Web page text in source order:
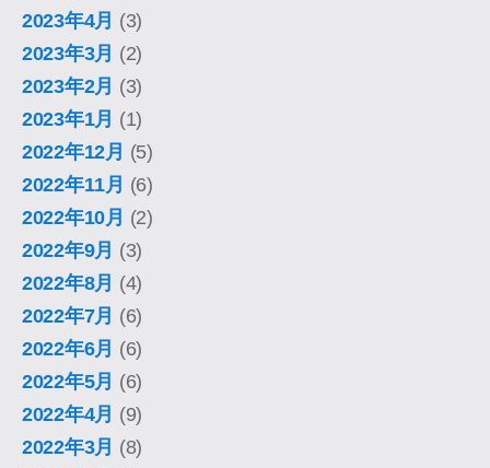
2023年4月 (3)
2023年3月 (2)
2023年2月 (3)
2023年1月 (1)
2022年12月 (5)
2022年11月 (6)
2022年10月 (2)
2022年9月 (3)
2022年8月 (4)
2022年7月 (6)
2022年6月 (6)
2022年5月 (6)
2022年4月 (9)
2022年3月 (8)